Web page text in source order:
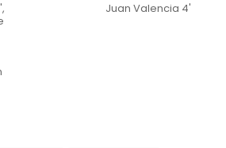
Juan Valencia 4'